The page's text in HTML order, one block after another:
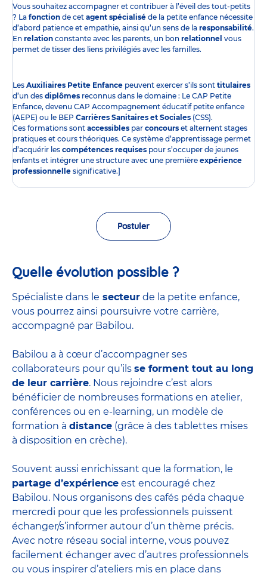
Vous souhaitez accompagner et contribuer à l’éveil des tout-petits
? La fonction de cet agent spécialisé de la petite enfance nécessite
d’abord patience et empathie, ainsi qu’un sens de la responsabilité.
En relation constante avec les parents, un bon relationnel vous
permet de tisser des liens privilégiés avec les familles.
Les Auxiliaires Petite Enfance peuvent exercer s’ils sont titulaires
d’un des diplômes reconnus dans le domaine : Le CAP Petite
Enfance, devenu CAP Accompagnement éducatif petite enfance
(AEPE) ou le BEP Carrières Sanitaires et Sociales (CSS).
Ces formations sont accessibles par concours et alternent stages
pratiques et cours théoriques. Ce système d’apprentissage permet
d’acquérir les compétences requises pour s’occuper de jeunes
enfants et intégrer une structure avec une première expérience
professionnelle significative.]
Postuler
Quelle évolution possible ?
Spécialiste dans le secteur de la petite enfance,
vous pourrez ainsi poursuivre votre carrière,
accompagné par Babilou.
Babilou a à cœur d’accompagner ses
collaborateurs pour qu’ils se forment tout au long
de leur carrière. Nous rejoindre c’est alors
bénéficier de nombreuses formations en atelier,
conférences ou en e-learning, un modèle de
formation à distance (grâce à des tablettes mises
à disposition en crèche).
Souvent aussi enrichissant que la formation, le
partage d’expérience est encouragé chez
Babilou. Nous organisons des cafés péda chaque
mercredi pour que les professionnels puissent
échanger/s’informer autour d’un thème précis.
Avec notre réseau social interne, vous pouvez
facilement échanger avec d’autres professionnels
ou vous inspirer d’ateliers mis en place dans